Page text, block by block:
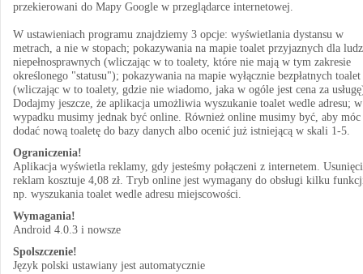
przekierowani do Mapy Google w przeglądarce internetowej.
W ustawieniach programu znajdziemy 3 opcje: wyświetlania dystansu w
metrach, a nie w stopach; pokazywania na mapie toalet przyjaznych dla
niepełnosprawnych (wliczając w to toalety, które nie mają w tym zakresie
określonego "statusu"); pokazywania na mapie wyłącznie bezpłatnych toalet
(wliczając w to toalety, gdzie nie wiadomo, jaka w ogóle jest cena za
Dodajmy jeszcze, że aplikacja umożliwia wyszukanie toalet wedle adresu;
wypadku musimy jednak być online. Również online musimy być, aby móc
dodać nową toaletę do bazy danych albo ocenić już istniejącą w skali 1-5.
Ograniczenia!
Aplikacja wyświetla reklamy, gdy jesteśmy połączeni z internetem.
reklam kosztuje 4,08 zł. Tryb online jest wymagany do obsługi kilku
np. wyszukania toalet wedle adresu miejscowości.
Wymagania!
Android 4.0.3 i nowsze
Spolszczenie!
Język polski ustawiany jest automatycznie